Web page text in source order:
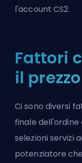
l'account CS2.
Fattori
il
Ci sono diversi
finale dell'ordine
selezioni servizi
potenziatore